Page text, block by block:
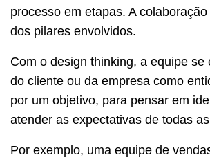
processo em etapas. A
dos pilares envolvidos.
Com o design thinking, a equipe se
do cliente ou da empresa como
por um objetivo, para pensar em
atender as expectativas de todas
Por exemplo, uma equipe de